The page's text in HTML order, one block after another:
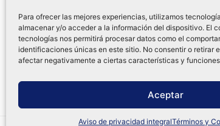
Para ofrecer las mejores experiencias, utilizamos
almacenar y/o acceder a la información del dispositivo. El
tecnologías nos permitirá procesar datos como el
identificaciones únicas en este sitio. No consentir o retirar
afectar negativamente a ciertas características y
Aceptar
Aviso de privacidad integralTérminos y
Mi Cuenta en Tamex
Mis Favoritos